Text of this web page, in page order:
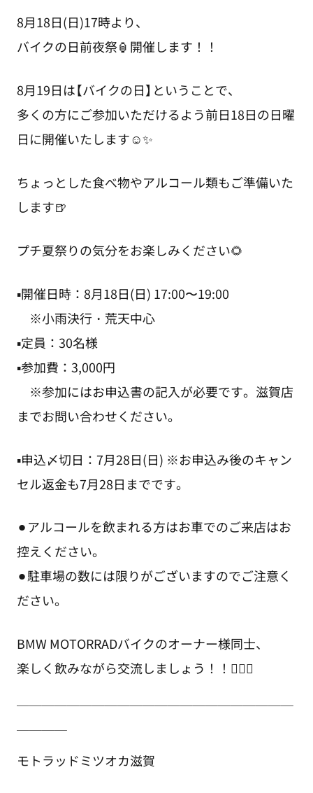
8月18日(日)17時より、
バイクの日前夜祭🏮開催します！！
8月19日は【バイクの日】ということで、
多くの方にご参加いただけるよう前日18日の日曜
日に開催いたします☺️✨
ちょっとした食べ物やアルコール類もご準備いた
します🍺
プチ夏祭りの気分をお楽しみください🌻
▪︎開催日時：8月18日(日) 17:00〜19:00
※小雨決行・荒天中心
▪︎定員：30名様
▪︎参加費：3,000円
※参加にはお申込書の記入が必要です。滋賀店
までお問い合わせください。
▪申込〆切日：7月28日(日) ※お申込み後のキャン
セル返金も7月28日までです。
⚫︎アルコールを飲まれる方はお車でのご来店はお
控えください。
⚫︎駐車場の数には限りがございますのでご注意く
ださい。
BMW MOTORRADバイクのオーナー様同士、
楽しく飲みながら交流しましょう！！✊🏻🍻
￣￣￣￣￣￣￣￣￣￣￣￣￣￣￣￣￣￣￣￣￣￣
￣￣￣￣
モトラッドミツオカ滋賀